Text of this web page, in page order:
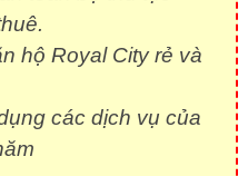
hộ Royal City rẻ và
các dịch vụ của